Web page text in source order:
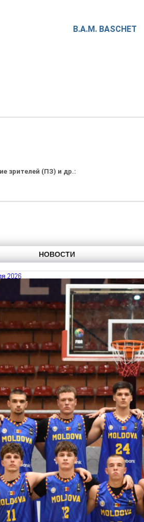
B.A.M. BASCHET
зрителей (ПЗ) и др.
НОВОСТИ
2026
FIBA U18 EuroBasket 2026, Division C